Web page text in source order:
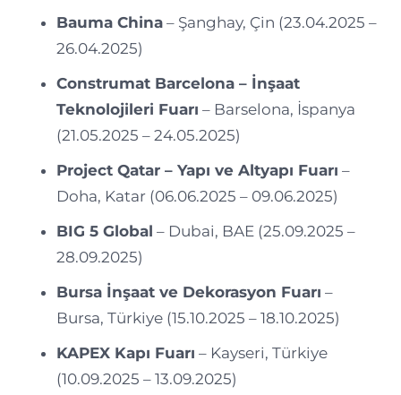
Bauma China– Şanghay, Çin (23.04.2025 –
26.04.2025)
Construmat Barcelona – İnşaat
Teknolojileri Fuarı – Barselona, İspanya
(21.05.2025 – 24.05.2025)
Project Qatar – Yapı ve Altyapı Fuarı –
Doha, Katar (06.06.2025 – 09.06.2025)
BIG 5 Global – Dubai, BAE (25.09.2025 –
28.09.2025)
Bursa İnşaat ve Dekorasyon Fuarı –
Bursa, Türkiye (15.10.2025 – 18.10.2025)
KAPEX Kapı Fuarı – Kayseri, Türkiye
(10.09.2025 – 13.09.2025)